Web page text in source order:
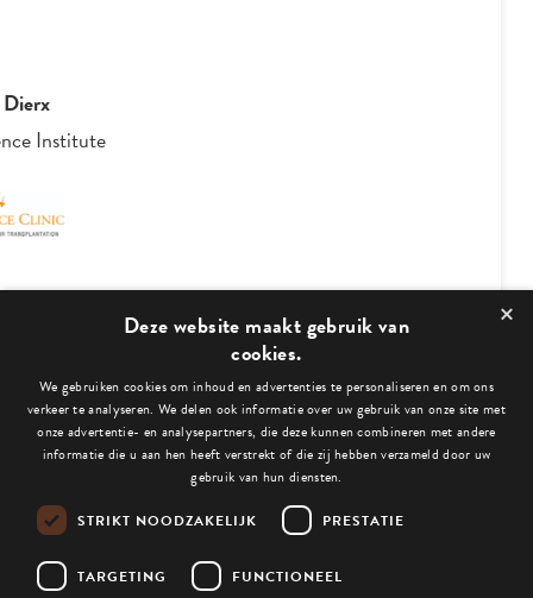
Institute
2 /4
Bekijk ook deze blogs:
Niets gevonden.
×
Deze website maakt gebruik van
cookies.
We gebruiken cookies om inhoud en advertenties te personaliseren en om ons
verkeer te analyseren. We delen ook informatie over uw gebruik van onze site met
onze advertentie- en analysepartners, die deze kunnen combineren met andere
informatie die u aan hen heeft verstrekt of die zij hebben verzameld door uw
gebruik van hun diensten.
STRIKT NOODZAKELIJK PRESTATIE
TARGETING FUNCTIONEEL